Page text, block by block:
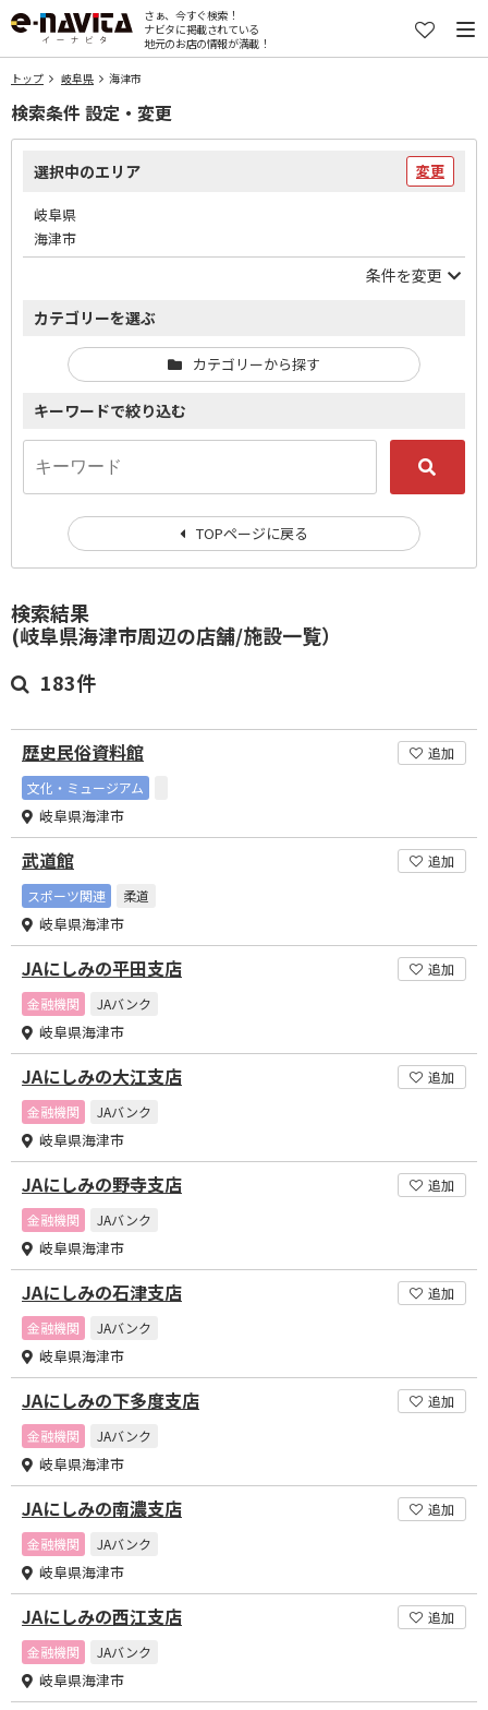
さぁ、今すぐ検索！
ナビタに掲載されている
地元のお店の情報が満載！
トップ 岐阜県 海津市
検索結果
(岐阜県海津市周辺の店舗/施設一覧）
183件
歴史民俗資料館
追加
文化・ミュージアム
岐阜県海津市
武道館
追加
スポーツ関連
柔道
岐阜県海津市
JAにしみの平田支店
追加
金融機関
JAバンク
岐阜県海津市
JAにしみの大江支店
追加
金融機関
JAバンク
岐阜県海津市
JAにしみの野寺支店
追加
金融機関
JAバンク
岐阜県海津市
JAにしみの石津支店
追加
金融機関
JAバンク
岐阜県海津市
JAにしみの下多度支店
追加
金融機関
JAバンク
岐阜県海津市
JAにしみの南濃支店
追加
金融機関
JAバンク
岐阜県海津市
JAにしみの西江支店
追加
金融機関
JAバンク
岐阜県海津市
検索条件 設定・変更
選択中のエリア 変更
岐阜県
海津市
条件を変更
カテゴリーを選ぶ
カテゴリーから探す
キーワードで絞り込む
TOPページに戻る